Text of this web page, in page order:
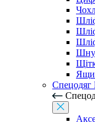
Спецодяг